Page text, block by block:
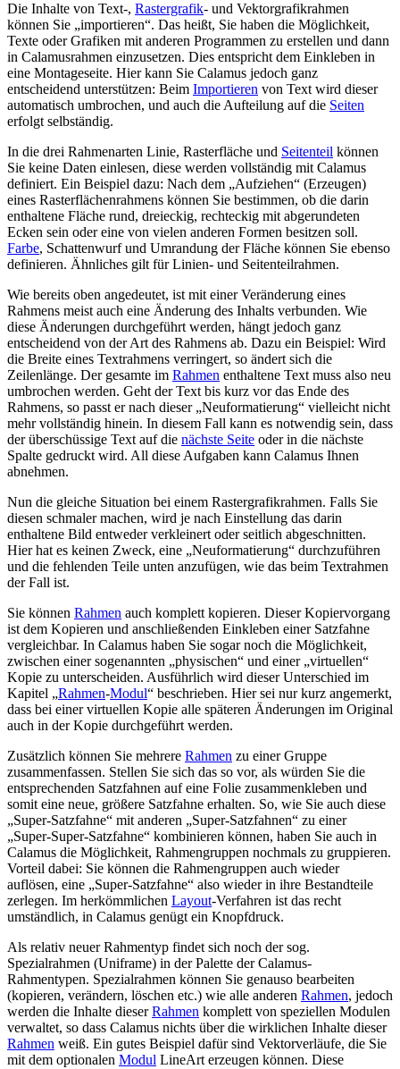
Die Inhalte von Text-, Rastergrafik- und Vektorgrafikrahmen
können Sie
importieren . Das heißt, Sie haben die Möglichkeit,
Texte oder Grafiken mit anderen Programmen zu erstellen und dann
in Calamusrahmen einzusetzen. Dies entspricht dem Einkleben in
eine Montageseite. Hier kann Sie Calamus jedoch ganz
entscheidend unterstützen: Beim Importieren von Text wird dieser
automatisch umbrochen, und auch die Aufteilung auf die Seiten
erfolgt selbständig.
In die drei Rahmenarten Linie, Rasterfläche und Seitenteil können
Sie keine Daten einlesen, diese werden vollständig mit Calamus
definiert. Ein Beispiel dazu: Nach dem
Aufziehen
(Erzeugen)
eines Rasterflächenrahmens können Sie bestimmen, ob die darin
enthaltene Fläche rund, dreieckig, rechteckig mit abgerundeten
Ecken sein oder eine von vielen anderen Formen besitzen soll.
Farbe, Schattenwurf und Umrandung der Fläche können Sie ebenso
definieren. Ähnliches gilt für Linien- und Seitenteilrahmen.
Wie bereits oben angedeutet, ist mit einer Veränderung eines
Rahmens meist auch eine Änderung des Inhalts verbunden. Wie
diese Änderungen durchgeführt werden, hängt jedoch ganz
entscheidend von der Art des Rahmens ab. Dazu ein Beispiel: Wird
die Breite eines Textrahmens verringert, so ändert sich die
Zeilenlänge. Der gesamte im Rahmen enthaltene Text muss also neu
umbrochen werden. Geht der Text bis kurz vor das Ende des
Rahmens, so passt er nach dieser Neuformatierung
vielleicht nicht
mehr vollständig hinein. In diesem Fall kann es notwendig sein, dass
der überschüssige Text auf die nächste Seite oder in die nächste
Spalte gedruckt wird. All diese Aufgaben kann Calamus Ihnen
abnehmen.
Nun die gleiche Situation bei einem Rastergrafikrahmen. Falls Sie
diesen schmaler machen, wird je nach Einstellung das darin
enthaltene Bild entweder verkleinert oder seitlich abgeschnitten.
Hier hat es keinen Zweck, eine
Neuformatierung
durchzuführen
und die fehlenden Teile unten anzufügen, wie das beim Textrahmen
der Fall ist.
Sie können Rahmen auch komplett kopieren. Dieser Kopiervorgang
ist dem Kopieren und anschließenden Einkleben einer Satzfahne
vergleichbar. In Calamus haben Sie sogar noch die Möglichkeit,
zwischen einer sogenannten
physischen und einer virtuellen
Kopie zu unterscheiden. Ausführlich wird dieser Unterschied im
Kapitel
Rahmen-Modul
beschrieben. Hier sei nur kurz angemerkt,
dass bei einer virtuellen Kopie alle späteren Änderungen im Original
auch in der Kopie durchgeführt werden.
Zusätzlich können Sie mehrere Rahmen zu einer Gruppe
zusammenfassen. Stellen Sie sich das so vor, als würden Sie die
entsprechenden Satzfahnen auf eine Folie zusammenkleben und
somit eine neue, größere Satzfahne erhalten. So, wie Sie auch diese
Super-Satzfahne
mit anderen Super-Satzfahnen
zu einer
Super-Super-Satzfahne
kombinieren können, haben Sie auch in
Calamus die Möglichkeit, Rahmengruppen nochmals zu gruppieren.
Vorteil dabei: Sie können die Rahmengruppen auch wieder
auflösen, eine
Super-Satzfahne
also wieder in ihre Bestandteile
zerlegen. Im herkömmlichen Layout-Verfahren ist das recht
umständlich, in Calamus genügt ein Knopfdruck.
Als relativ neuer Rahmentyp findet sich noch der sog.
Spezialrahmen (Uniframe) in der Palette der Calamus-
Rahmentypen. Spezialrahmen können Sie genauso bearbeiten
(kopieren, verändern, löschen etc.) wie alle anderen Rahmen, jedoch
werden die Inhalte dieserRahmen komplett von speziellen Modulen
verwaltet, so dass Calamus nichts über die wirklichen Inhalte dieser
Rahmen weiß. Ein gutes Beispiel dafür sind Vektorverläufe, die Sie
mit dem optionalen Modul LineArt erzeugen können. Diese